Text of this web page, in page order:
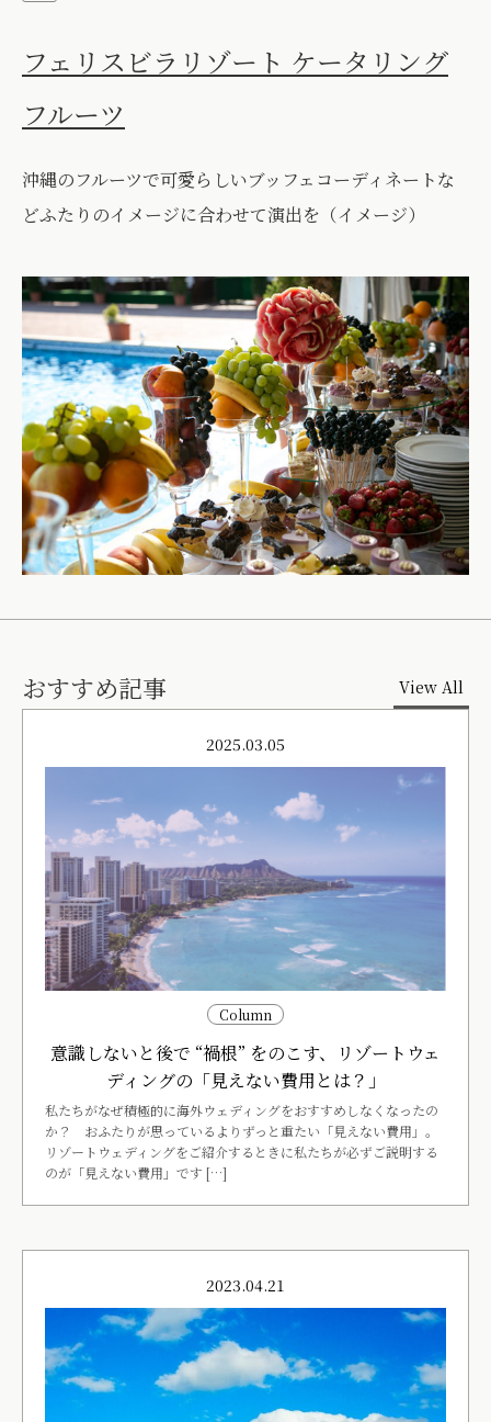
フェリスビラリゾート ケータリング
フルーツ
沖縄のフルーツで可愛らしいブッフェコーディネートな
どふたりのイメージに合わせて演出を（イメージ）
おすすめ記事 View All
2025.03.05
Column
意識しないと後で “禍根” をのこす、リゾートウェ
ディングの「見えない費用とは？」
私たちがなぜ積極的に海外ウェディングをおすすめしなくなったの
か？ おふたりが思っているよりずっと重たい「見えない費用」。
リゾートウェディングをご紹介するときに私たちが必ずご説明する
のが「見えない費用」です […]
2023.04.21